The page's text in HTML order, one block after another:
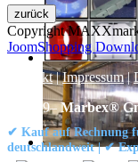
Copyright
JoomShopping
Kontakt|Impressum|
© 1999– Marbex®
✔ Kauf auf Rechnung
deutschlandweit | ✔